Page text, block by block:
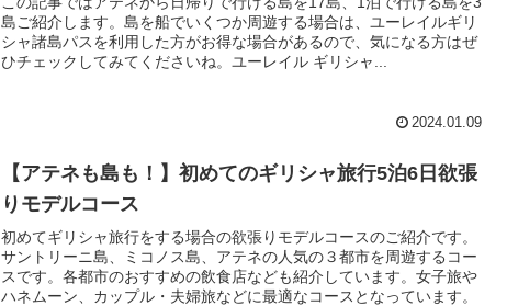
島ご紹介します。島を船でいくつか周遊する場合は、ユーレイルギリ
シャ諸島パスを利用した方がお得な場合があるので、気になる方はぜ
ひチェックしてみてくださいね。ユーレイル ギリシャ...
2024.01.09
【アテネも島も！】初めてのギリシャ旅行5泊6日欲張
りモデルコース
初めてギリシャ旅行をする場合の欲張りモデルコースのご紹介です。
サントリーニ島、ミコノス島、アテネの人気の３都市を周遊するコー
スです。各都市のおすすめの飲食店なども紹介しています。女子旅や
ハネムーン、カップル・夫婦旅などに最適なコースとなっています。